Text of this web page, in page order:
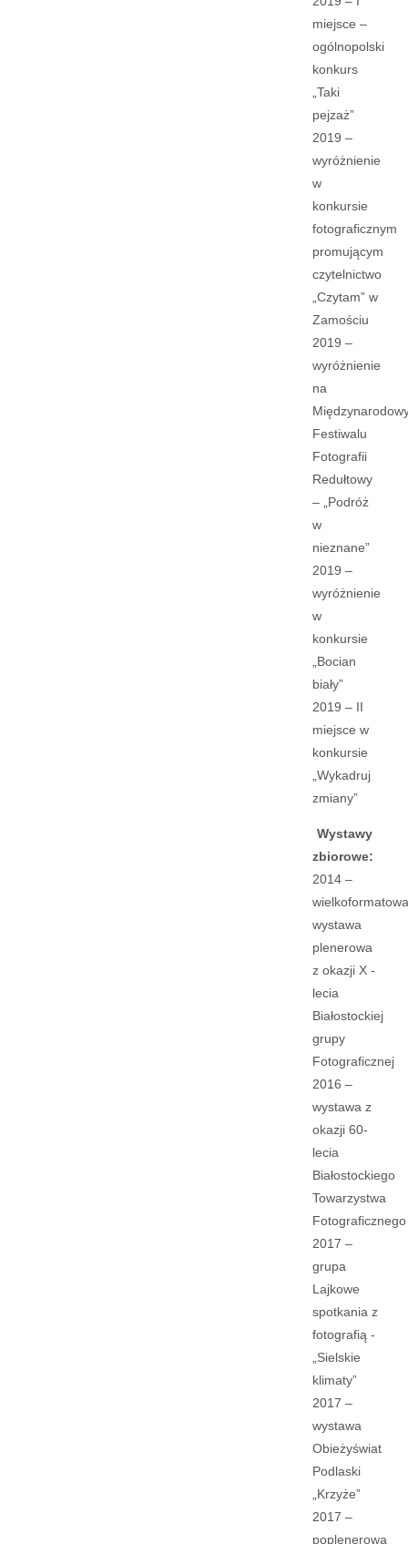
miejsce –
ogólnopolski
konkurs
„Taki
pejzaż”
2019 –
wyróżnienie
w
konkursie
fotograficznym
promującym
czytelnictwo
„Czytam” w
Zamościu
2019 –
wyróżnienie
na
Festiwalu
Fotografii
Redułtowy
– „Podróż
w
nieznane”
2019 –
wyróżnienie
w
konkursie
„Bocian
biały”
2019 – II
miejsce w
konkursie
„Wykadruj
zmiany”
Wystawy
zbiorowe:
2014 –
wielkoformatowa
wystawa
plenerowa
z okazji X -
lecia
Białostockiej
grupy
Fotograficznej
2016 –
wystawa z
okazji 60-
lecia
Białostockiego
Towarzystwa
Fotograficznego
2017 –
grupa
Lajkowe
spotkania z
fotografią -
„Sielskie
klimaty”
2017 –
wystawa
Obieżyświat
Podlaski
„Krzyże”
2017 –
poplenerowa